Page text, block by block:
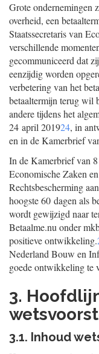
Grote ondernemingen
overheid, een
Staatssecretaris van
verschillende
gecommuniceerd dat
eenzijdig worden
verbetering van het
betaaltermijn terug wil
andere tijdens het
24 april 201924, in
en in de Kamerbrief
In de Kamerbrief van
Economische Zaken
Rechtsbescherming
hoogste 60 dagen als
wordt gewijzigd naar
Betaalme.nu onder
positieve ontwikkeling.
Nederland Bouw en
goede ontwikkeling te
3.
3.1. Inhoud